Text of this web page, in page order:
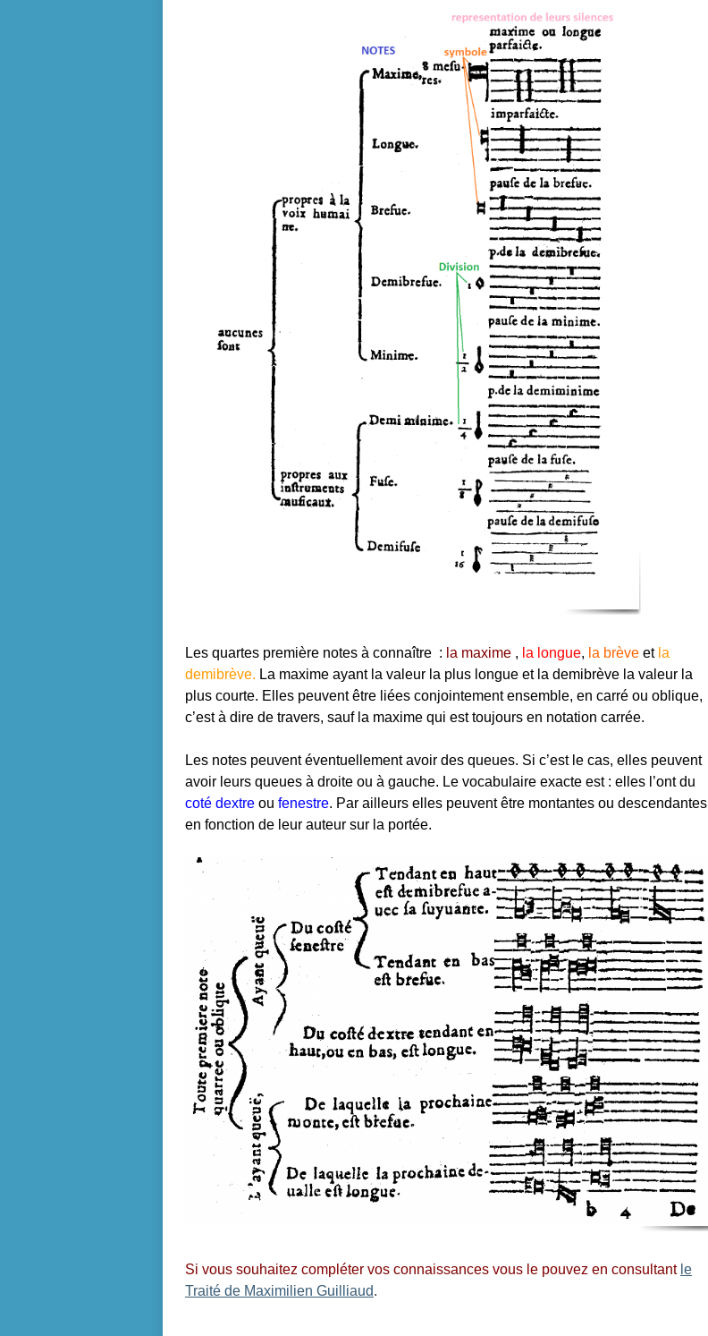
Les quartes première notes à connaître : la maxime , la longue, la brève et la
demibrève. La maxime ayant la valeur la plus longue et la demibrève la valeur la
plus courte. Elles peuventêtre liées conjointement ensemble, en carré ou oblique,
c’est à dire de travers, sauf la maxime qui est toujours en notation carrée.
Les notes peuvent éventuellement avoir des queues. Si c’est le cas, elles peuvent
avoir leurs queues à droite ou à gauche. Le vocabulaire exacte est : elles l’ont du
coté dextre ou fenestre. Par ailleurs elles peuvent être montantes ou descendantes
en fonction de leur auteur sur la portée.
Si vous souhaitez compléter vos connaissances vous le pouvez en consultant le
Traité de Maximilien Guilliaud.